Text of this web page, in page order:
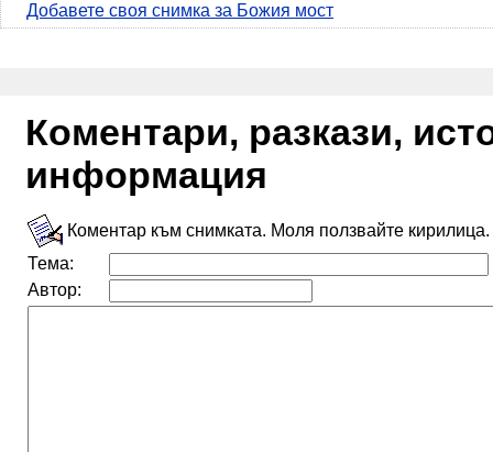
Добавете своя снимка за Божия мост
Коментари, разкази,
информация
Коментар към снимката. Моля ползвайте кирилица.
Тема:
Автор: